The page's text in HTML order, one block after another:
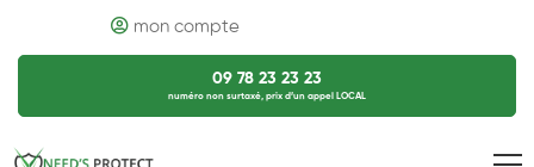
mon compte
09 78 23 23 23
numéro non surtaxé, prix d’un appel LOCAL